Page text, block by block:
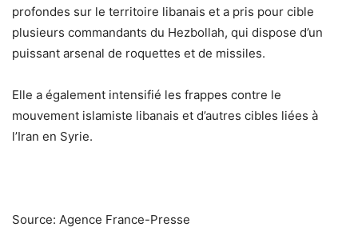
profondes sur le territoire libanais et a pris pour cible
plusieurs commandants du Hezbollah, qui dispose d’un
puissant arsenal de roquettes et de missiles.
Elle a également intensifié les frappes contre le
mouvement islamiste libanais et d’autres cibles liées à
l’Iran en Syrie.
Source: Agence France-Presse